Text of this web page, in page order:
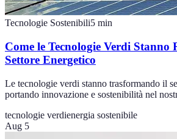
Tecnologie Sostenibili5 min
Come le Tecnologie Verdi
Settore Energetico
Le tecnologie verdi stanno trasformando il
portando innovazione e sostenibilità nel
tecnologie verdienergia sostenibile
Aug 5